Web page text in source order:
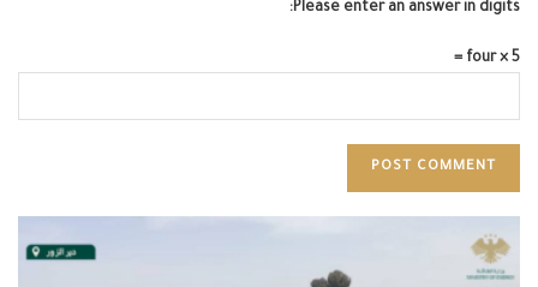
Please enter an answer in digits:
four × 5 =